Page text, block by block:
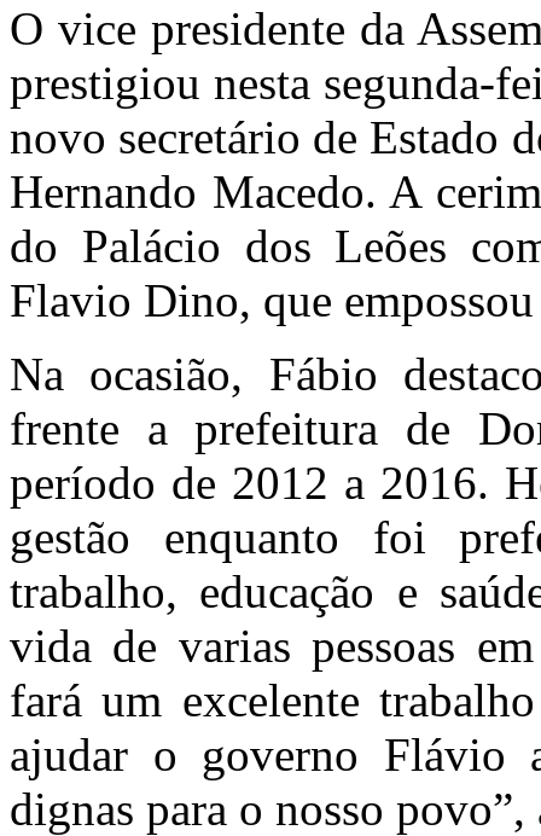
O vice presidente da
prestigiou nesta segunda-
novo secretário de Estado
Hernando Macedo. A
do Palácio dos Leões
Flavio Dino, que
Na ocasião, Fábio
frente a prefeitura de
período de 2012 a 2016.
gestão enquanto foi
trabalho, educação e
vida de varias pessoas
fará um excelente
ajudar o governo Flávio
dignas para o nosso